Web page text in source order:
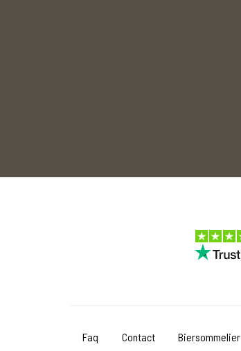
Faq Contact Biersommelier